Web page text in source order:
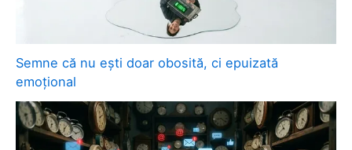
Semne că nu ești doar obosită, ci epuizată
emoțional